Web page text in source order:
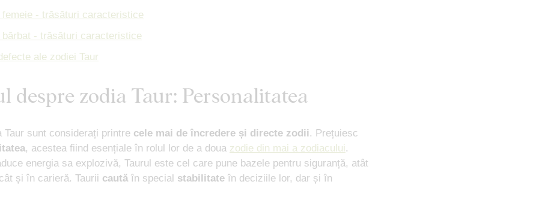
femeie - trăsături caracteristice
bărbat - trăsături caracteristice
ale zodiei Taur
despre zodia Taur: Personalitatea
Taur sunt considerați printre cele mai de încredere și directe zodii. Prețuiesc
, acestea fiind esențiale în rolul lor de a doua zodie din mai a zodiacului.
energia sa explozivă, Taurul este cel care pune bazele pentru siguranță, atât
și în carieră. Taurii caută în special stabilitate în deciziile lor, dar și în